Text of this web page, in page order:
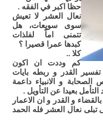
حظا اكبر في الفقه .
نعال العشر لا تعيش
سوى سويعات، هل
تتمنى اماً لفلذات
كبدها عمرا قصيرا ؟
كلا ..
كم وددت ان اكون
القدر و ربطه بايات
و الانبياء داعمة
بعيدا عن التأويل .
و القدر و ان الاعمار
تبلى نعال العشر فله الحمد